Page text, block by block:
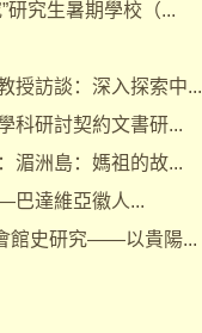
研究生暑期學校（...
授訪談：深入探索中...
科研討契約文書研...
湄洲島：媽祖的故...
巴達維亞徽人...
館史研究——以貴陽...